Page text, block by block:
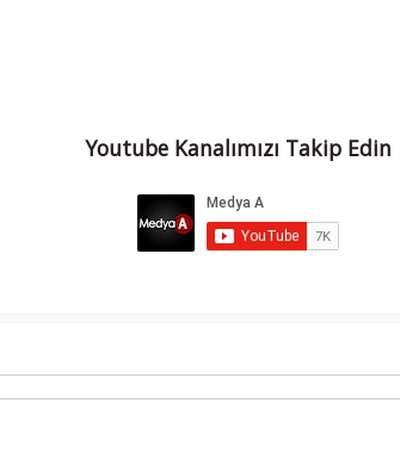
Youtube Kanalımızı Takip Edin